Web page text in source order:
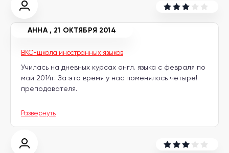
BKC-школа иностранных языков
АННА , 21 ОКТЯБРЯ 2014
Училась на дневных курсах англ. языка с февраля по
май 2014г. За это время у нас поменялось четыре!
преподавателя.
Развернуть